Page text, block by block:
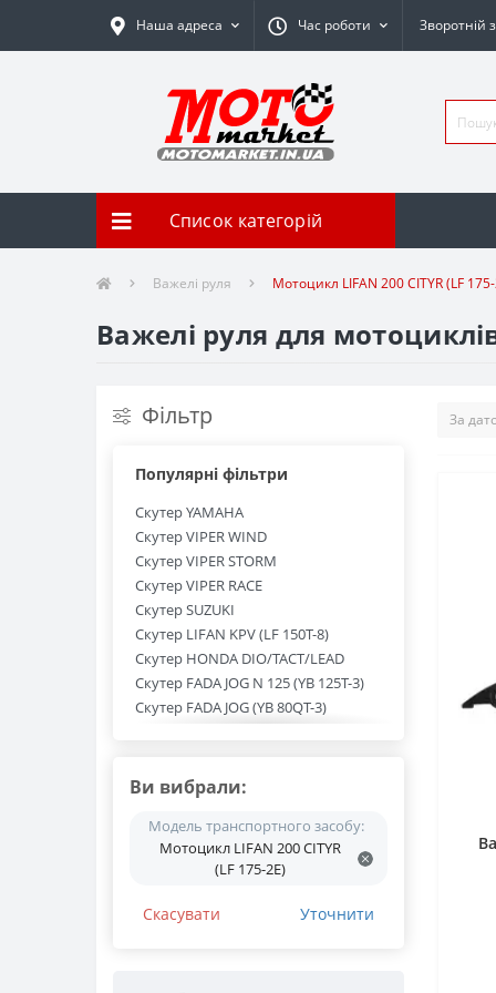
Наша адреса Час роботи Зворотній
Список категорій
Важелі руля Мотоцикл LIFAN 200 CITYR (LF
Важелі руля для
Фільтр
Популярні фільтри
Скутер YAMAHA
Скутер VIPER WIND
Скутер VIPER STORM
Скутер VIPER RACE
Скутер SUZUKI
Скутер LIFAN KPV (LF 150T-8)
Скутер HONDA DIO/TACT/LEAD
Скутер FADA JOG N 125 (YB 125T-3)
Скутер FADA JOG (YB 80QT-3)
Мотоцикл YAMAHA
Мотоцикл VIPER ZS 125 J
Мотоцикл VIPER V 200R
Мотоцикл VIPER V 150 A
Мотоцикл VIPER V 125 PIT BIKE
Мотоцикл SHINERAY Z1 250 (XY 250-
Ви вибрали:
Модель транспортного засобу:
Мотоцикл LIFAN 200 CITYR
(LF 175-2E)
Скасувати Уточнити